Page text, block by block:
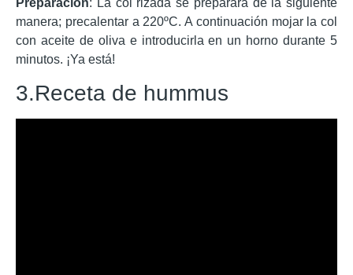
manera; precalentar a 220ºC. A continuación mojar la col
con aceite de oliva e introducirla en un horno durante 5
minutos. ¡Ya está!
3.Receta de hummus